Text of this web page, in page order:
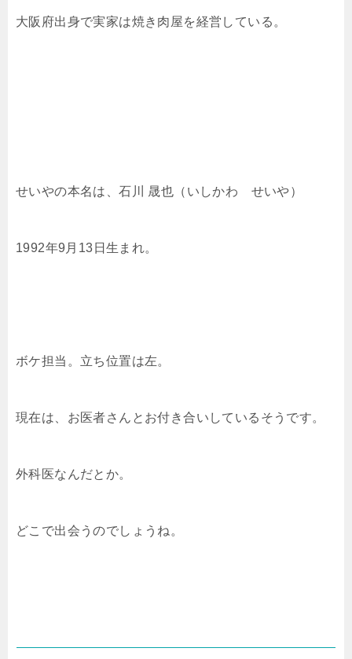
大阪府出身で実家は焼き肉屋を経営している。
せいやの本名は、石川 晟也（いしかわ せいや）
1992年9月13日生まれ。
ボケ担当。立ち位置は左。
現在は、お医者さんとお付き合いしているそうです。
外科医なんだとか。
どこで出会うのでしょうね。